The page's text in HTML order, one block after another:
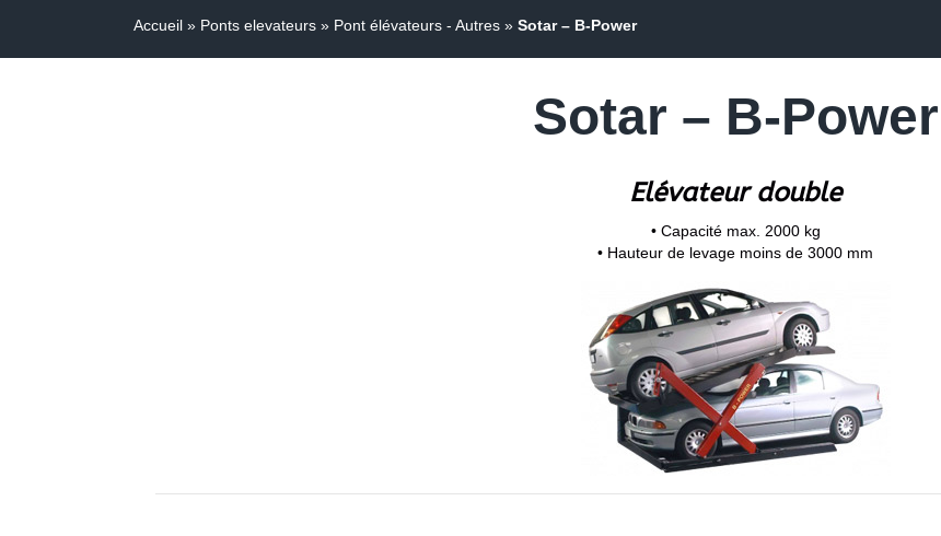
Accueil » Ponts elevateurs » Pont élévateurs - Autres » Sotar – B-Power
Sotar – B-Power
Elévateur double
• Capacité max. 2000 kg
• Hauteur de levage moins de 3000 mm